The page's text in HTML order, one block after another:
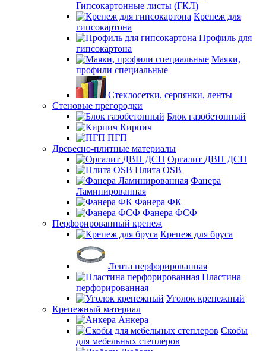
Гипсокартонные листы (ГКЛ)
Крепеж для
гипсокартона
Профиль для
гипсокартона
Маяки,
профили специальные
Стеклосетки, серпянки, ленты
Стеновые прегородки
Блок газобетонный
Кирпич
ПГП
Древесно-плитные материалы
Оргалит ДВП ДСП
Плита OSB
Фанера
Ламинированная
Фанера ФК
Фанера ФСФ
Перфорированный крепеж
Крепеж для бруса
Лента перфорированная
Пластина
перфорированная
Уголок крепежный
Крепежный материал
Анкера
Скобы
для мебельных степлеров